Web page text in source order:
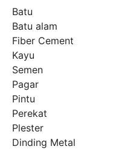
Batu
Batu alam
Fiber Cement
Kayu
Semen
Pagar
Pintu
Perekat
Plester
Dinding Metal